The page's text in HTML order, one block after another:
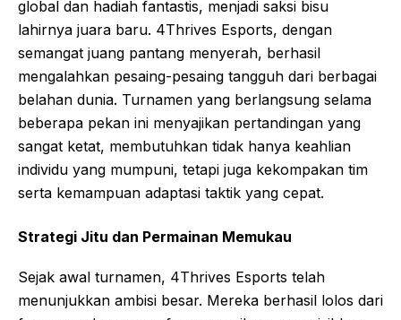
global dan hadiah fantastis, menjadi saksi bisu
lahirnya juara baru. 4Thrives Esports, dengan
semangat juang pantang menyerah, berhasil
mengalahkan pesaing-pesaing tangguh dari berbagai
belahan dunia. Turnamen yang berlangsung selama
beberapa pekan ini menyajikan pertandingan yang
sangat ketat, membutuhkan tidak hanya keahlian
individu yang mumpuni, tetapi juga kekompakan tim
serta kemampuan adaptasi taktik yang cepat.
Strategi Jitu dan Permainan Memukau
Sejak awal turnamen, 4Thrives Esports telah
menunjukkan ambisi besar. Mereka berhasil lolos dari